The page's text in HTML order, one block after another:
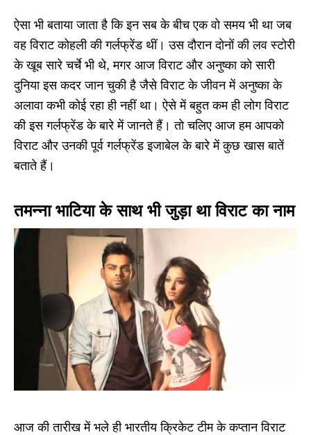
ऐसा भी बताया जाता है कि इन सब के बीच एक वो समय भी था जब
वह विराट कोहली की गर्लफ्रेंड थीं। उस दौरान दोनों की लव स्टोरी
के खूब सारे चर्चे भी थे, मगर आज विराट और अनुष्का को सारी
दुनिया इस कदर जान चुकी है जैसे विराट के जीवन में अनुष्का के
अलावा कभी कोई रहा ही नहीं था। ऐसे में बहुत कम ही लोग विराट
की इस गर्लफ्रेंड के बारे में जानते हैं। तो चलिए आज हम आपको
विराट और उनकी पूर्व गर्लफ्रेंड इजाबेल के बारे में कुछ खास बातें
बताते हैं।
तमन्ना भाटिया के साथ भी जुड़ा था विराट का नाम
आज की तारीख में भले ही भारतीय क्रिकेट टीम के कप्तान विराट